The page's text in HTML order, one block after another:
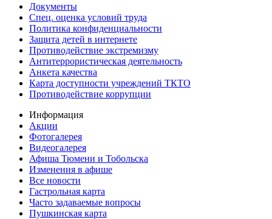
Документы
Спец. оценка условий труда
Политика конфиденциальности
Защита детей в интернете
Противодействие экстремизму
Антитеррористическая деятельность
Анкета качества
Карта доступности учреждений ТКТО
Противодействие коррупции
Информация
Акции
Фотогалерея
Видеогалерея
Афиша Тюмени и Тобольска
Изменения в афише
Все новости
Гастрольная карта
Часто задаваемые вопросы
Пушкинская карта